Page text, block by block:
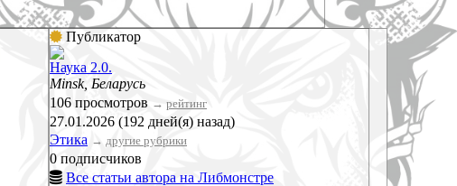
Публикатор
Наука 2.0.
Minsk, Беларусь
106 просмотров → рейтинг
27.01.2026 (192 дней(я) назад)
Этика → другие рубрики
0 подписчиков
Все статьи автора на Либмонстре